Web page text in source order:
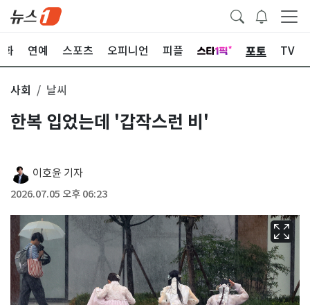
화 연예 스포츠 오피니언 피플 포토 TV
사회 날씨
한복 입었는데 '갑작스런 비'
이호윤 기자
2026.07.05 오후 06:23